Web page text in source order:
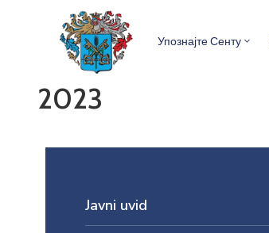
Упознајте Сенту
2023
Javni uvid